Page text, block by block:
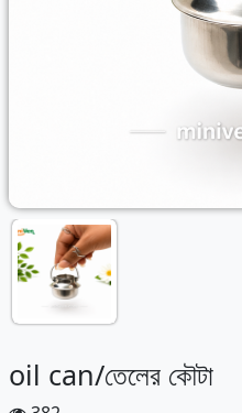
oil can/তেলের কৌটা